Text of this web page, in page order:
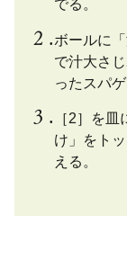
でる。
ボールに
で汁大さ
ったスパ
［2］を
け」をト
える。